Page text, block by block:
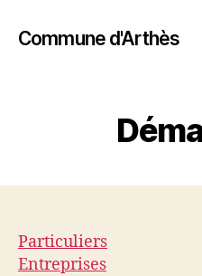
Commune d'Arthès
Particuliers
Entreprises